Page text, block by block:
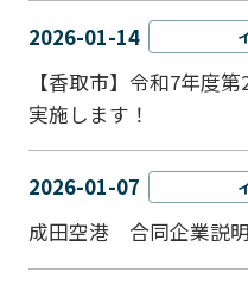
2026-01-14
【香取市】令和7年度
実施します！
2026-01-07
成田空港 合同企業説